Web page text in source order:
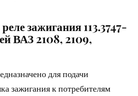
зажигания 113.3747-
ВАЗ 2108, 2109,
для подачи
зажигания к потребителям